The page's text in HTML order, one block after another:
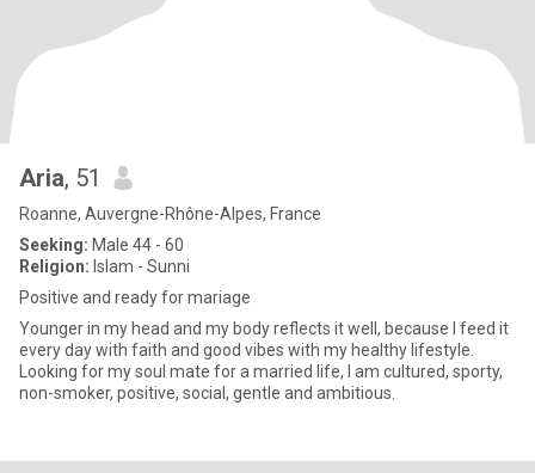
Aria, 51
Roanne, Auvergne-Rhône-Alpes, France
Seeking: Male 44 - 60
Religion: Islam - Sunni
Positive and ready for mariage
Younger in my head and my body reflects it well, because I feed it
every day with faith and good vibes with my healthy lifestyle.
Looking for my soul mate for a married life, I am cultured, sporty,
non-smoker, positive, social, gentle and ambitious.